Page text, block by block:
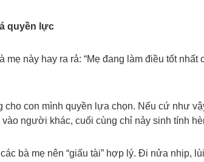
quyền lực
mẹ này hay ra rả: “Mẹ đang làm điều tốt
cho con mình quyền lựa chọn. Nếu cứ như
người khác, cuối cùng chỉ nảy sinh tính
bà mẹ nên “giấu tài” hợp lý. Đi nửa nhịp,